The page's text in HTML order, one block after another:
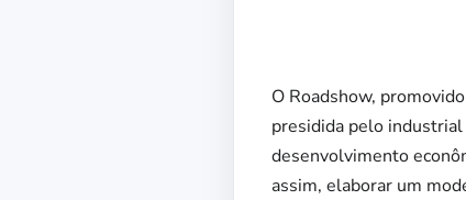
O Roadshow,
presidida pelo industrial
desenvolvimento
assim, elaborar um